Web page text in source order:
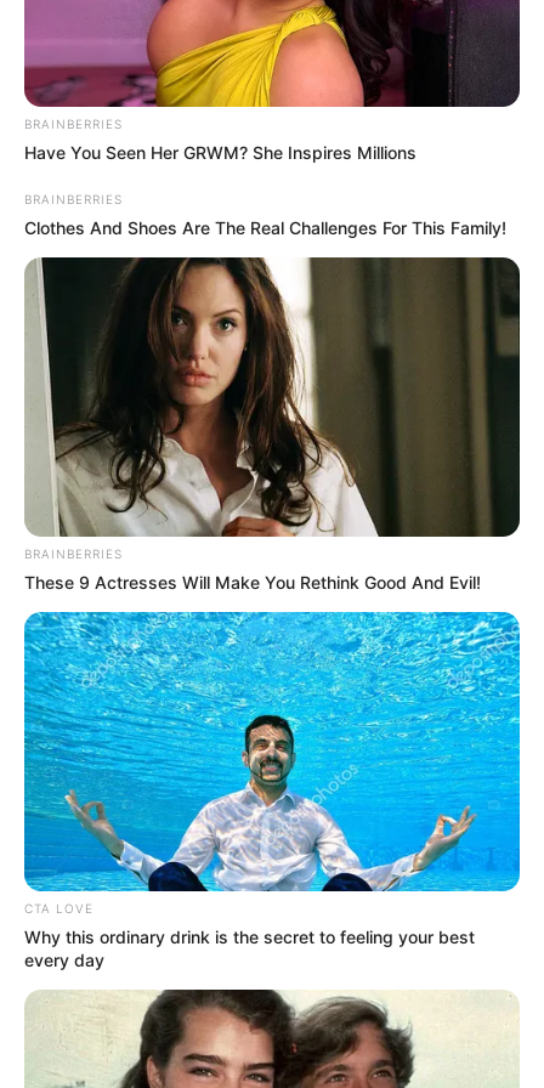
INSPIRASI
Contoh Karya Seni Rupa 3
BRAINBERRIES
Have You Seen Her GRWM? She Inspires Millions
BRAINBERRIES
Clothes And Shoes Are The Real Challenges For This Family!
BRAINBERRIES
These 9 Actresses Will Make You Rethink Good And Evil!
CTA LOVE
Why this ordinary drink is the secret to feeling your best
every day